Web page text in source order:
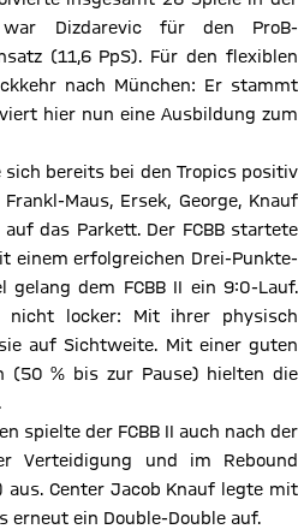
war Dizdarevic für den ProB-
(11,6 PpS). Für den flexiblen
nach München: Er stammt
hier nun eine Ausbildung zum
bereits bei den Tropics positiv
Maus, Ersek, George, Knauf
das Parkett. Der FCBB startete
einem erfolgreichen Drei-Punkte-
dem FCBB II ein 9:0-Lauf.
nicht locker: Mit ihrer physisch
auf Sichtweite. Mit einer guten
(50 % bis zur Pause) hielten die
spielte der FCBB II auch nach der
Verteidigung und im Rebound
Center Jacob Knauf legte mit
erneut ein Double-Double auf.